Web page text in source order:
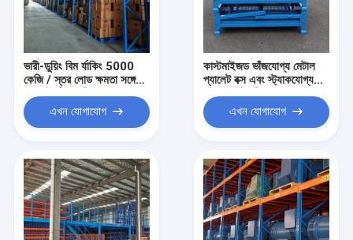
ভারী-ডুয়িং বিম র্যাকিং 5000
কেজি / স্তর লোড ক্ষমতা সঙ্গে
প্যালেট র্যাক শেল্ফিং কারখানা
সরাসরি বিক্রয়এখন যোগাযোগ
কাস্টমাইজড ভাঁজযোগ্য মেটাল
প্যালেট বক্স এবং স্ট্যাকযোগ্য
স্টোরেজ খাঁচা শিল্প যন্ত্রাংশ গুদাম
স্টোরেজএখন যোগাযোগ